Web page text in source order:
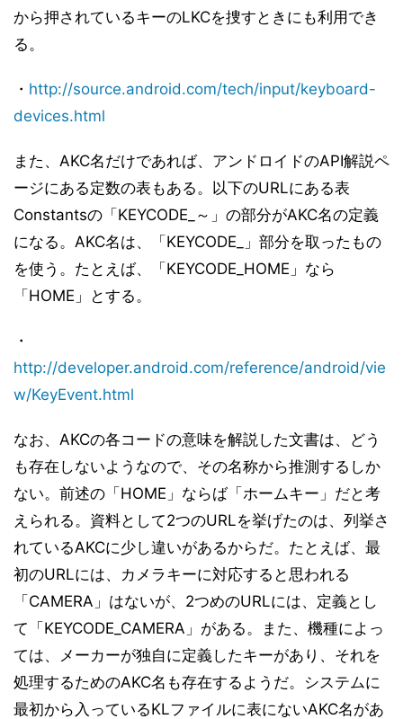
から押されているキーのLKCを捜すときにも利用でき
る。
・ http://source.android.com/tech/input/keyboard-
devices.html
また、AKC名だけであれば、アンドロイドのAPI解説ペ
ージにある定数の表もある。以下のURLにある表
Constantsの「KEYCODE_～」の部分がAKC名の定義
になる。AKC名は、「KEYCODE_」部分を取ったもの
を使う。たとえば、「KEYCODE_HOME」なら
「HOME」とする。
・
http://developer.android.com/reference/android/vie
w/KeyEvent.html
なお、AKCの各コードの意味を解説した文書は、どう
も存在しないようなので、その名称から推測するしか
ない。前述の「HOME」ならば「ホームキー」だと考
えられる。資料として2つのURLを挙げたのは、列挙さ
れているAKCに少し違いがあるからだ。たとえば、最
初のURLには、カメラキーに対応すると思われる
「CAMERA」はないが、2つめのURLには、定義とし
て「KEYCODE_CAMERA」がある。また、機種によっ
ては、メーカーが独自に定義したキーがあり、それを
処理するためのAKC名も存在するようだ。システムに
最初から入っているKLファイルに表にないAKC名があ